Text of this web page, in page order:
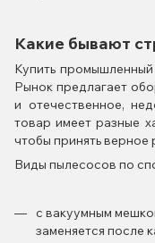
Какие бывают
Купить
Рынок предлагает
и отечественное,
товар имеет разные
чтобы принять верное
Виды пылесосов по
с вакуумным
заменяется после